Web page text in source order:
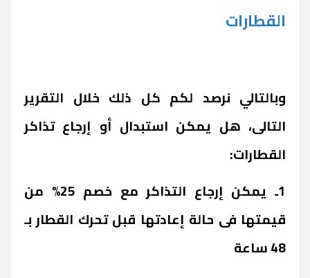
القطارات
وبالتالي نرصد لكم كل ذلك خلال التقرير
التالى، هل يمكن استبدال أو إرجاع تذاكر
القطارات:
1ـ يمكن إرجاع التذاكر مع خصم 25% من
قيمتها فى حالة إعادتها قبل تحرك القطار بـ
48 ساعة